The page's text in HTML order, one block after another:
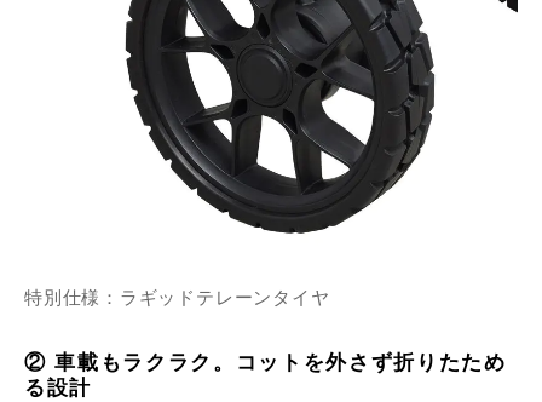
特別仕様：ラギッドテレーンタイヤ
② 車載もラクラク。コットを外さず折りたため
る設計